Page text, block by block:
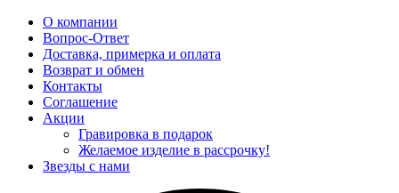
О компании
Вопрос-Ответ
Доставка, примерка и оплата
Возврат и обмен
Контакты
Соглашение
Акции
Гравировка в подарок
Желаемое изделие в рассрочку!
Звезды с нами